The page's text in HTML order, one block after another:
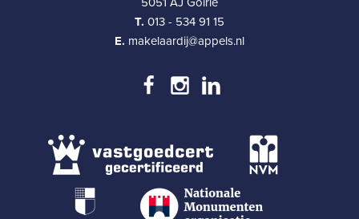
T. 013 - 534 91 15
E. makelaardij@appels.nl